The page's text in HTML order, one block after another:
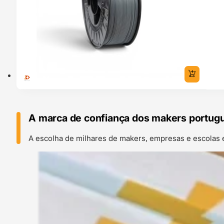
A marca de confiança dos makers
A escolha de milhares de makers, empresas e escolas